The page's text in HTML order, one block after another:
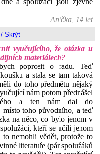
a spolužáci jsou zjevně
Anička, 14 let
vyučujícího, že otázka u
materiálech?
poprosit o radu. Teď
a stala se tam taková
do toho předmětu nějaký
nám potom přednášel
a ten nám dal do
místo toho původního, a teď
na něco, co bylo jenom v
kteří se učili jenom
to nemohli vědět, protože to
literatuře (pár spolužáků